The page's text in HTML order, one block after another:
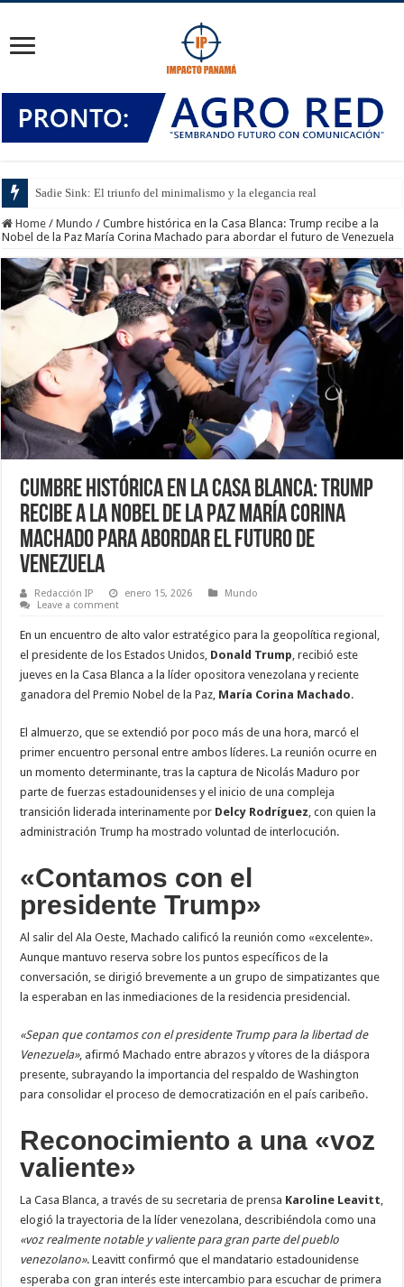
Sadie Sink: El triunfo del minimalismo y la elegancia real
Home / Mundo / Cumbre histórica en la Casa Blanca: Trump recibe a la
Nobel de la Paz María Corina Machado para abordar el futuro de Venezuela
Cumbre histórica en la Casa Blanca: Trump
recibe a la Nobel de la Paz María Corina
Machado para abordar el futuro de
Venezuela
Redacción IP enero 15, 2026
Mundo
Leave a comment
En un encuentro de alto valor estratégico para la geopolítica regional,
el presidente de los Estados Unidos, Donald Trump , recibió este
jueves en la Casa Blanca a la líder opositora venezolana y reciente
ganadora del Premio Nobel de la Paz, María Corina Machado.
El almuerzo, que se extendió por poco más de una hora, marcó el
primer encuentro personal entre ambos líderes. La reunión ocurre en
un momento determinante, tras la captura de Nicolás Maduro por
parte de fuerzas estadounidenses y el inicio de una compleja
transición liderada interinamente por Delcy Rodríguez , con quien la
administración Trump ha mostrado voluntad de interlocución.
«Contamos con el
presidente Trump»
Al salir del Ala Oeste, Machado calificó la reunión como «excelente».
Aunque mantuvo reserva sobre los puntos específicos de la
conversación, se dirigió brevemente a un grupo de simpatizantes que
la esperaban en las inmediaciones de la residencia presidencial.
«Sepan que contamos con el presidente Trump para la libertad de
Venezuela», afirmó Machado entre abrazos y vítores de la diáspora
presente, subrayando la importancia del respaldo de Washington
para consolidar el proceso de democratización en el país caribeño.
Reconocimiento a una «voz
valiente»
La Casa Blanca, a través de su secretaria de prensa Karoline Leavitt
elogió la trayectoria de la líder venezolana, describiéndola como una
«voz realmente notable y valiente para gran parte del pueblo
venezolano». Leavitt confirmó que el mandatario estadounidense
esperaba con gran interés este intercambio para escuchar de primera